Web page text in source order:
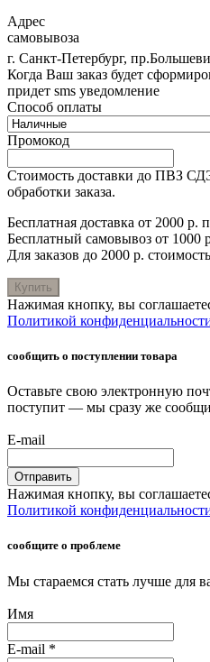
Адрес
самовывоза
г. Санкт-Петербург,
Когда Ваш заказ будет
придет sms уведомление
Способ оплаты
Промокод
Стоимость доставки до ПВЗ
обработки заказа.
Бесплатная доставка от 2000 р.
Бесплатный самовывоз от 1000
Для заказов до 2000 р.
Купить
Нажимая кнопку, вы
Политикой
сообщить о поступлении товара
Оставьте свою электронную
поступит — мы сразу же
E-mail
Отправить
Нажимая кнопку, вы
Политикой
сообщите о проблеме
Мы стараемся стать лучше для
Имя
E-mail *